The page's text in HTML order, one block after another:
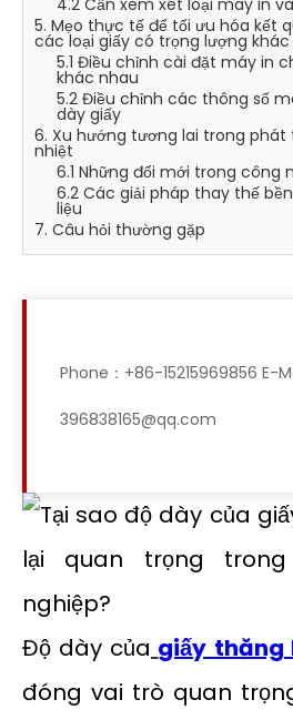
4.2 Cần xem xét loại máy in
5. Mẹo thực tế để tối ưu hóa kết
các loại giấy có trọng lượng
5.1 Điều chỉnh cài đặt máy in
khác nhau
5.2 Điều chỉnh các thông số
dày giấy
6. Xu hướng tương lai trong phát
nhiệt
6.1 Những đổi mới trong công
6.2 Các giải pháp thay thế
liệu
7. Câu hỏi thường gặp
Phone：+86-15215969856 E-
396838165@qq.com
Độ dày của giấy thăng
đóng vai trò quan